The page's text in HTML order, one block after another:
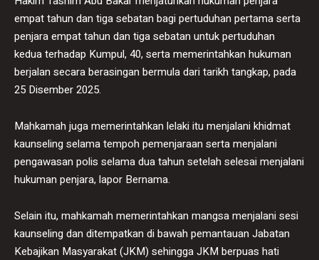
empat tahun dan tiga sebatan bagi pertuduhan pertama serta
penjara empat tahun dan tiga sebatan untuk pertuduhan
kedua terhadap Kumpul, 40, serta memerintahkan hukuman
berjalan secara berasingan bermula dari tarikh tangkap, pada
25 Disember 2025.
Mahkamah juga memerintahkan lelaki itu menjalani khidmat
kaunseling selama tempoh pemenjaraan serta menjalani
pengawasan polis selama dua tahun setelah selesai menjalani
hukuman penjara, lapor Bernama.
Selain itu, mahkamah memerintahkan mangsa menjalani sesi
kaunseling dan ditempatkan di bawah pemantauan Jabatan
Kebajikan Masyarakat (JKM) sehingga JKM berpuas hati